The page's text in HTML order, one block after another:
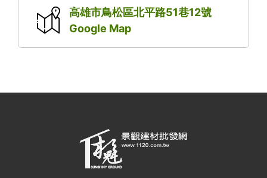
高雄市鳥松區北平路51巷12號
Google Map